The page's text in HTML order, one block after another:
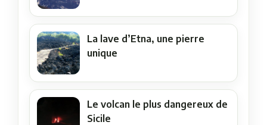
La lave d’Etna, une pierre
unique
Le volcan le plus dangereux de
Sicile